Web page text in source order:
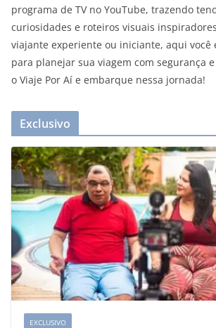
programa de TV no YouTube, trazendo
curiosidades e roteiros visuais
viajante experiente ou iniciante, aqui você
para planejar sua viagem com segurança
o Viaje Por Aí e embarque nessa jornada!
Exclusivo
EXCLUSIVO